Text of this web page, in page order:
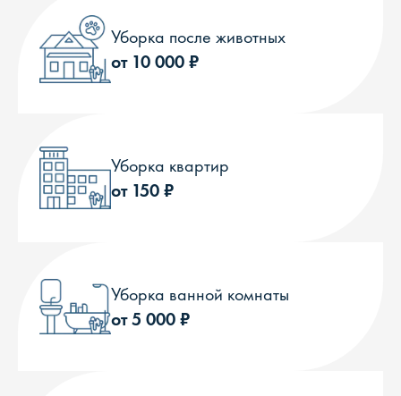
Уборка после животных
от 10 000 ₽
Уборка квартир
от 150 ₽
Уборка ванной комнаты
от 5 000 ₽